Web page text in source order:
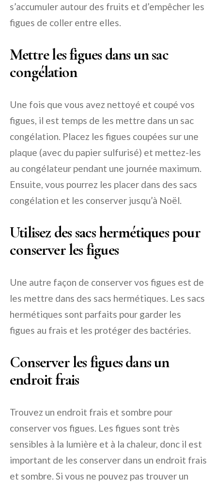
s’accumuler autour des fruits et d’empêcher les
figues de coller entre elles.
Mettre les figues dans un sac
congélation
Une fois que vous avez nettoyé et coupé vos
figues, il est temps de les mettre dans un sac
congélation. Placez les figues coupées sur une
plaque (avec du papier sulfurisé) et mettez-les
au congélateur pendant une journée maximum.
Ensuite, vous pourrez les placer dans des sacs
congélation et les conserver jusqu’à Noël.
Utilisez des sacs hermétiques pour
conserver les figues
Une autre façon de conserver vos figues est de
les mettre dans des sacs hermétiques. Les sacs
hermétiques sont parfaits pour garder les
figues au frais et les protéger des bactéries.
Conserver les figues dans un
endroit frais
Trouvez un endroit frais et sombre pour
conserver vos figues. Les figues sont très
sensibles à la lumière et à la chaleur, donc il est
important de les conserver dans un endroit frais
et sombre. Si vous ne pouvez pas trouver un